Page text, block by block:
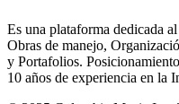
Es una plataforma dedicada
Obras de manejo,
y Portafolios.
10 años de experiencia en la